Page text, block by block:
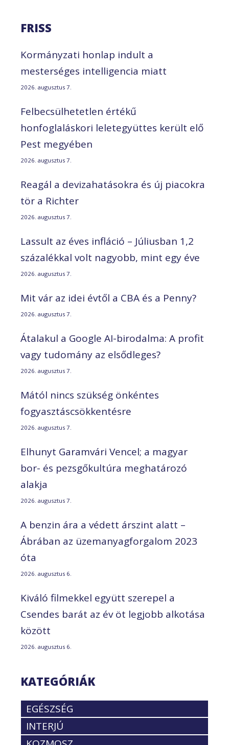
FRISS
Kormányzati honlap indult a
mesterséges intelligencia miatt
2026. augusztus 7.
Felbecsülhetetlen értékű
honfoglaláskori leletegyüttes került elő
Pest megyében
2026. augusztus 7.
Reagál a devizahatásokra és új piacokra
tör a Richter
2026. augusztus 7.
Lassult az éves infláció – Júliusban 1,2
százalékkal volt nagyobb, mint egy éve
2026. augusztus 7.
Mit vár az idei évtől a CBA és a Penny?
2026. augusztus 7.
Átalakul a Google AI-birodalma: A profit
vagy tudomány az elsődleges?
2026. augusztus 7.
Mától nincs szükség önkéntes
fogyasztáscsökkentésre
2026. augusztus 7.
Elhunyt Garamvári Vencel; a magyar
bor- és pezsgőkultúra meghatározó
alakja
2026. augusztus 7.
A benzin ára a védett árszint alatt –
Ábrában az üzemanyagforgalom 2023
óta
2026. augusztus 6.
Kiváló filmekkel együtt szerepel a
Csendes barát az év öt legjobb alkotása
között
2026. augusztus 6.
KATEGÓRIÁK
EGÉSZSÉG
INTERJÚ